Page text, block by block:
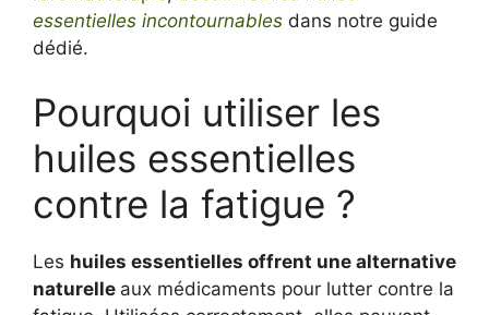
essentielles incontournables dans notre guide
dédié.
Pourquoi utiliser les
huiles essentielles
contre la fatigue ?
Les huiles essentielles offrent une alternative
naturelle aux médicaments pour lutter contre la